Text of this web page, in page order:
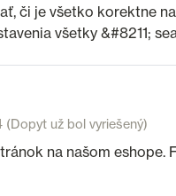
či je všetko korektne
všetky &#8211;
(Dopyt už bol vyriešený)
na našom eshope.